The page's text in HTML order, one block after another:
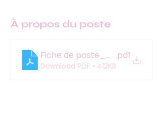
À propos du poste
Fiche de .pdf
Download PDF • 412KB